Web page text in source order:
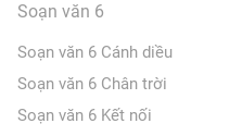
Soạn văn 6
Soạn văn 6 Cánh diều
Soạn văn 6 Chân trời
Soạn văn 6 Kết nối